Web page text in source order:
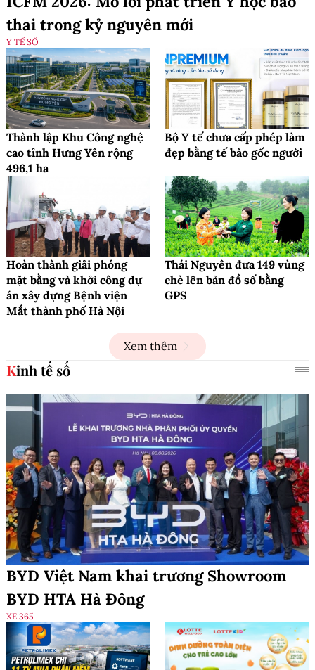
thai trong kỷ nguyên mới
Y TẾ SỐ
Thành lập Khu Công nghệ
cao tỉnh Hưng Yên rộng
496,1 ha
Bộ Y tế chưa cấp phép làm
đẹp bằng tế bào gốc người
Hoàn thành giải phóng
mặt bằng và khởi công dự
án xây dựng Bệnh viện
Mắt thành phố Hà Nội
Thái Nguyên đưa 149 vùng
chè lên bản đồ số bằng
GPS
Xem thêm
Kinh tế số
BYD Việt Nam khai trương Showroom
BYD HTA Hà Đông
XE 365